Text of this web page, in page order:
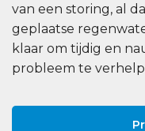
van een storing, al
geplaatse
klaar om tijdig en
probleem te